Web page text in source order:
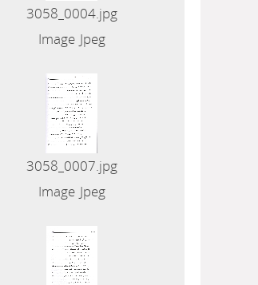
3058_0004.jpg
Image Jpeg
3058_0007.jpg
Image Jpeg